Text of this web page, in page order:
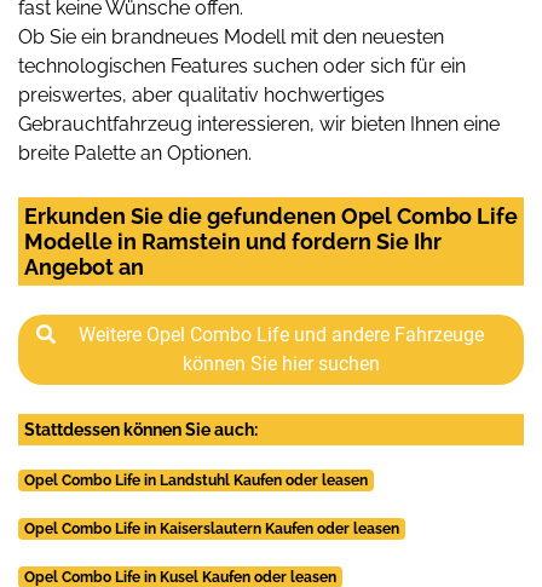
fast keine Wünsche offen.
Ob Sie ein brandneues Modell mit den neuesten
technologischen Features suchen oder sich für ein
preiswertes, aber qualitativ hochwertiges
Gebrauchtfahrzeug interessieren, wir bieten Ihnen eine
breite Palette an Optionen.
Erkunden Sie die gefundenen Opel Combo Life
Modelle in Ramstein und fordern Sie Ihr
Angebot an
Weitere Opel Combo Life und andere Fahrzeuge
können Sie hier suchen
Stattdessen können Sie auch:
Opel Combo Life in Landstuhl Kaufen oder leasen
Opel Combo Life in Kaiserslautern Kaufen oder leasen
Opel Combo Life in Kusel Kaufen oder leasen